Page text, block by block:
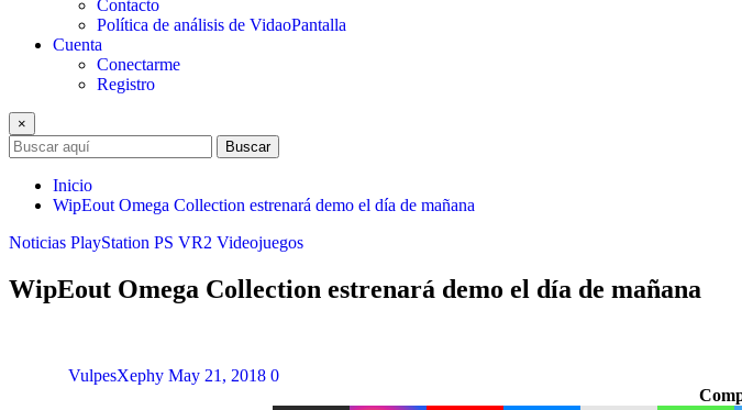
Contacto
Política de análisis de VidaoPantalla
Cuenta
Conectarme
Registro
×
Buscar
Inicio
WipEout Omega Collection estrenará demo el día de mañana
Noticias PlayStation PS VR2 Videojuegos
WipEout Omega Collection estrenará demo el día de mañana
VulpesXephy May 21, 2018 0